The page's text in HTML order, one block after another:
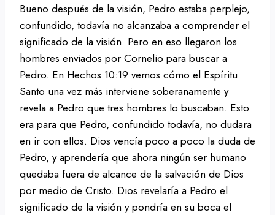
Bueno después de la visión, Pedro estaba perplejo,
confundido, todavía no alcanzaba a comprender el
significado de la visión. Pero en eso llegaron los
hombres enviados por Cornelio para buscar a
Pedro. En Hechos 10:19 vemos cómo el Espíritu
Santo una vez más interviene soberanamente y
revela a Pedro que tres hombres lo buscaban. Esto
era para que Pedro, confundido todavía, no dudara
en ir con ellos. Dios vencía poco a poco la duda de
Pedro, y aprendería que ahora ningún ser humano
quedaba fuera de alcance de la salvación de Dios
por medio de Cristo. Dios revelaría a Pedro el
significado de la visión y pondría en su boca el